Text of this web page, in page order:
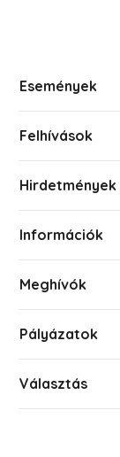
Események
Felhívások
Hirdetmények
Információk
Meghívók
Pályázatok
Választás